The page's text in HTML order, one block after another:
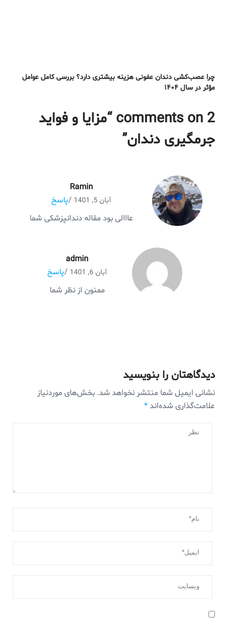
چرا عصب‌کشی دندان عفونی هزینه بیشتری دارد؟ بررسی کامل عوامل
مؤثر در سال ۱۴۰۴
2 comments on “
مزایا و فواید
جرمگیری دندان”
Ramin
آبان 5, 1401 /پاسخ
عااالی بود مقاله دندانپزشکی شما
admin
آبان 6, 1401 /پاسخ
ممنون از نظر شما
دیدگاهتان را بنویسید
نشانی ایمیل شما منتشر نخواهد شد. بخش‌های موردنیاز
علامت‌گذاری شده‌اند*